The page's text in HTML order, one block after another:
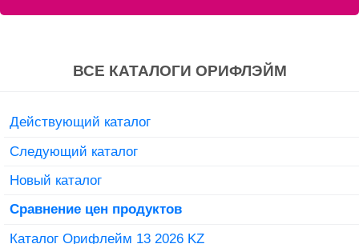
ВСЕ КАТАЛОГИ ОРИФЛЭЙМ
Действующий каталог
Следующий каталог
Новый каталог
Сравнение цен продуктов
Каталог Орифлейм 13 2026 KZ